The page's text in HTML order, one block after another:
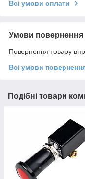
Всі умови оплати
Умови повернення
Повернення товару
Всі умови
Подібні товари